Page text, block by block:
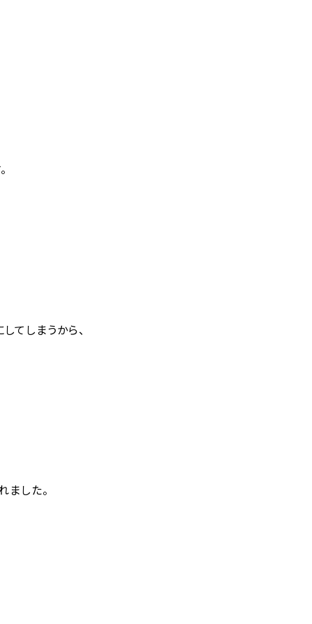
てしまうから、
した。